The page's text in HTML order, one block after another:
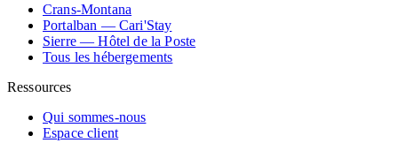
Crans-Montana
Portalban — Cari'Stay
Sierre — Hôtel de la Poste
Tous les hébergements
Ressources
Qui sommes-nous
Espace client